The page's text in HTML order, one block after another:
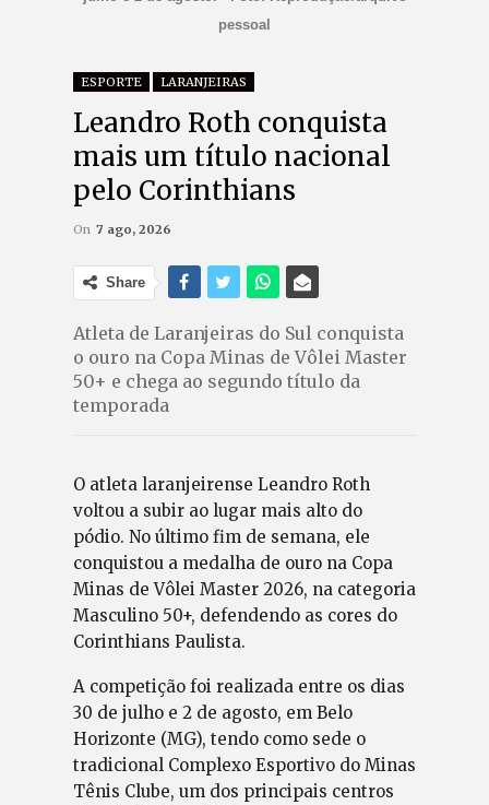
pessoal
ESPORTE LARANJEIRAS
Leandro Roth conquista
mais um título nacional
pelo Corinthians
On 7 ago, 2026
Share
Atleta de Laranjeiras do Sul conquista
o ouro na Copa Minas de Vôlei Master
50+ e chega ao segundo título da
temporada
O atleta laranjeirense Leandro Roth
voltou a subir ao lugar mais alto do
pódio. No último fim de semana, ele
conquistou a medalha de ouro na Copa
Minas de Vôlei Master 2026, na categoria
Masculino 50+, defendendo as cores do
Corinthians Paulista.
A competição foi realizada entre os dias
30 de julho e 2 de agosto, em Belo
Horizonte (MG), tendo como sede o
tradicional Complexo Esportivo do Minas
Tênis Clube, um dos principais centros